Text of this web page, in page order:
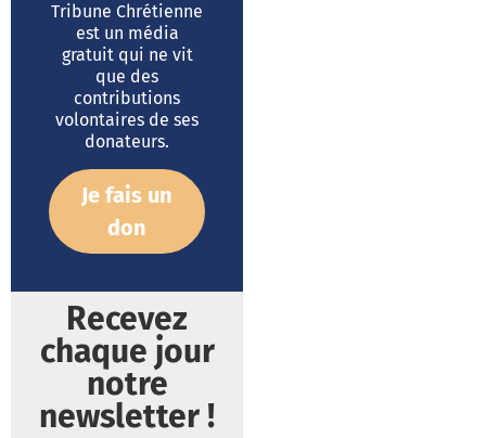
Tribune Chrétienne
est un média
gratuit qui ne vit
que des
contributions
volontaires de ses
donateurs.
Je fais un
don
Recevez
chaque jour
notre
newsletter !